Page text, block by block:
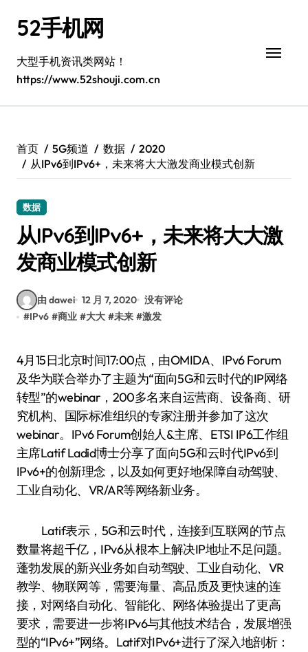
52手机网
大型手机资讯类网站！
https://www.52shouji.com.cn
首页 5G频道 数据
2020
从IPv6到IPv6+，未来将大大激发商业模式创新
数据
从IPv6到IPv6+，未来将大大激
发商业模式创新
由 dawei 12 月 7, 2020 没有评论
#IPv6 #商业 #大大 #未来 #激发
4月15日北京时间17:00点，由OMIDA、IPv6 Forum
及华为联合举办了主题为“面向5G和云时代的IP网络
转型”的webinar，200多名来自运营商、设备商、研
究机构、国际标准组织的专家注册并参加了这次
webinar。IPv6 Forum创始人&主席、ETSI IP6工作组
主席Latif Ladid博士分享了面向5G和云时代IPv6到
IPv6+的创新理念，以及如何更好地保障自动驾驶、
工业自动化、VR/AR等网络新业务。
Latif表示，5G和云时代，连接到互联网的节点
数量将超千亿，IPv6从根本上解决IP地址不足问题。
蓬勃发展的新兴业务如自动驾驶、工业自动化、VR
教学、物联网等，需要海量、高品质及更快速的连
接，对网络自动化、智能化、网络体验提出了更高
要求，需要进一步将IPv6与其他技术结合，发展增强
型的“IPv6+”网络。Latif对IPv6+进行了深入地剖析：